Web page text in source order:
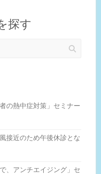
探す
の熱中症対策」セミナー
接近のため午後休診とな
、アンチエイジング」セ